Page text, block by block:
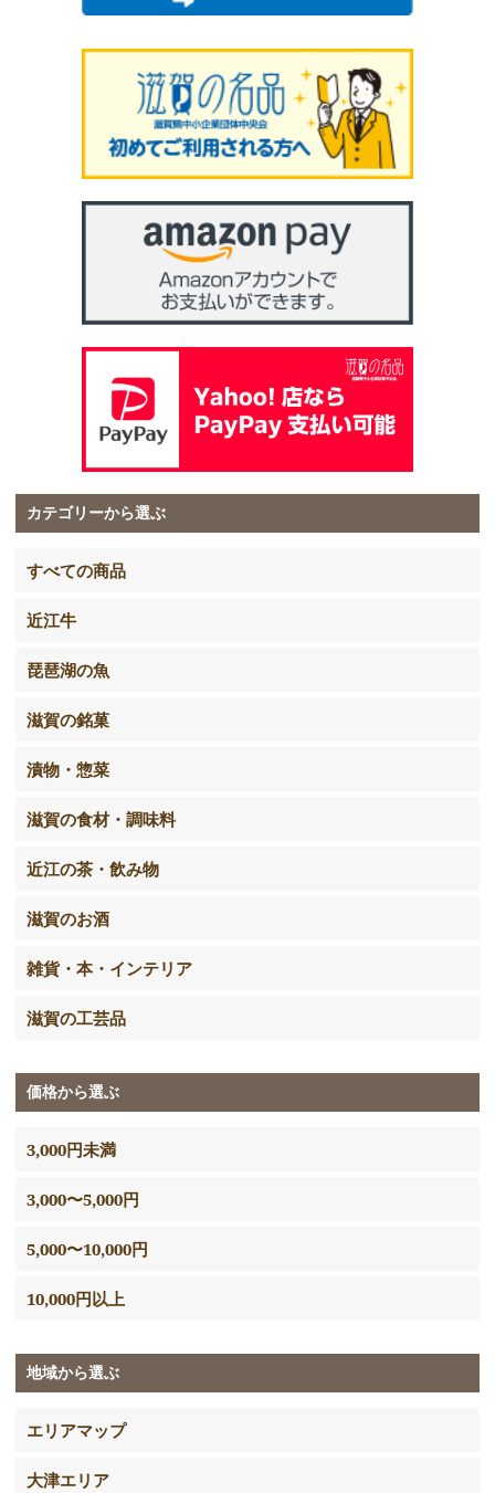
カテゴリーから選ぶ
すべての商品
近江牛
琵琶湖の魚
滋賀の銘菓
漬物・惣菜
滋賀の食材・調味料
近江の茶・飲み物
滋賀のお酒
雑貨・本・インテリア
滋賀の工芸品
価格から選ぶ
3,000円未満
3,000〜5,000円
5,000〜10,000円
10,000円以上
地域から選ぶ
エリアマップ
大津エリア